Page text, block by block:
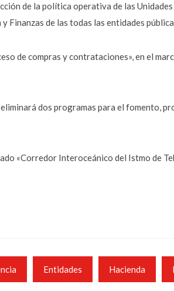
de la política operativa de las
Finanzas de las todas las entidades
de compras y contrataciones», en el
dos programas para el fomento,
«Corredor Interoceánico del Istmo de
Entidades Hacienda